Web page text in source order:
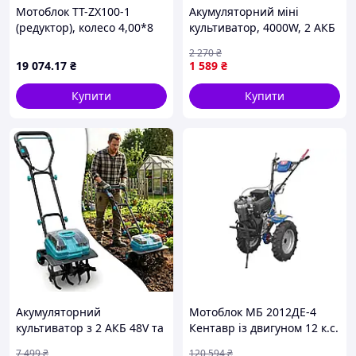
Мотоблок TT-ZX100-1
(редуктор), колесо 4,00*8
верхним фильтром) -
бензин, TMTA-14699
19 074.17 ₴
Купити
Акумуляторний міні
культиватор, 4000W, 2 АКБ
Ручний культиватор для
дачі та городу /
Електрокультиватор
1 589 ₴
2 270₴
Купити
Акумуляторний
культиватор з 2 АКБ 48V та
7 499₴
Мотоблок МБ 2012ДЕ-4
Кентавр із двигуном 12 к.с.
120 594₴